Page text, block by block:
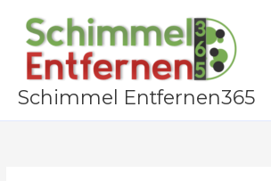
Inhalt
springen
Schimmel Entfernen365